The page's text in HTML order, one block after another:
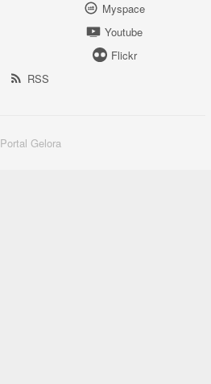
Myspace
Youtube
Flickr
RSS
Portal Gelora